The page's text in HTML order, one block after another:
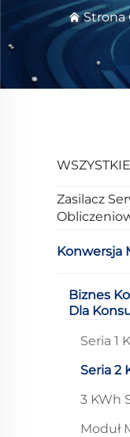
Strona
Zasilacz
Konwersja
Biznes
Dla
Seria 1
Seria 2
3 KWh
Moduł